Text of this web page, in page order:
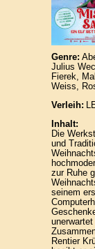
Genre:
Julius
Fierek,
Weiss,
Verleih:
Inhalt:
Die
und
zur Ruhe
seinem
Rentier